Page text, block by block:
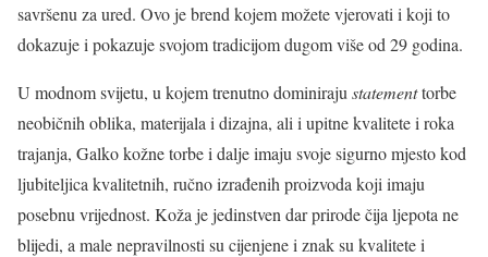
savršenu za ured. Ovo je brend kojem možete vjerovati i koji to
dokazuje i pokazuje svojom tradicijom dugom više od 29 godina.
U modnom svijetu, u kojem trenutno dominiraju statementtorbe
neobičnih oblika, materijala i dizajna, ali i upitne kvalitete i roka
trajanja, Galko kožne torbe i dalje imaju svoje sigurno mjesto kod
ljubiteljica kvalitetnih, ručno izrađenih proizvoda koji imaju
posebnu vrijednost. Koža je jedinstven dar prirode čija ljepota ne
blijedi, a male nepravilnosti su cijenjene i znak su kvalitete i